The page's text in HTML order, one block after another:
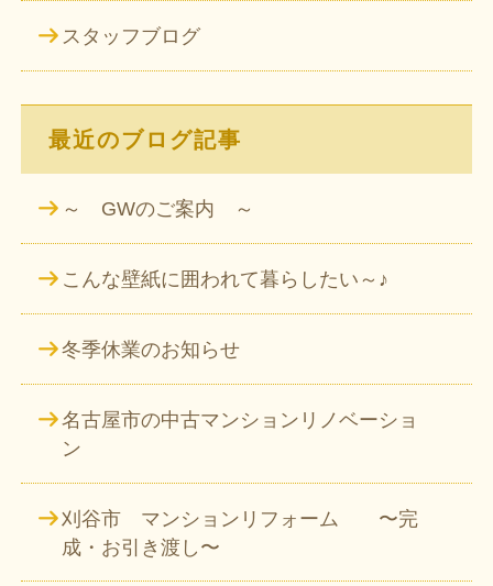
スタッフブログ
最近のブログ記事
～ GWのご案内 ～
こんな壁紙に囲われて暮らしたい～♪
冬季休業のお知らせ
名古屋市の中古マンションリノベーショ
ン
刈谷市 マンションリフォーム 〜完
成・お引き渡し〜